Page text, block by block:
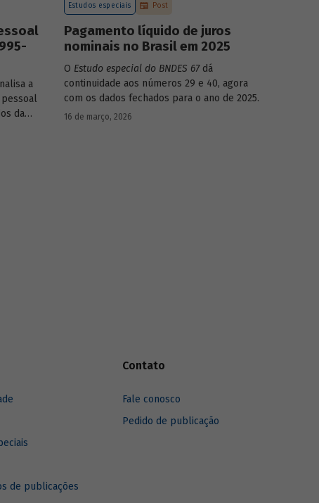
a
da
Estudos especiais Post
Pagamento líquido de juros
nominais no Brasil em 2025
O Estudo especial do BNDES 67dá
continuidade aos números 29 e 40, agora
com os dados fechados para o ano de 2025.
16 de março, 2026
de publicações
Contato
Fale conosco
Pedido de publicação